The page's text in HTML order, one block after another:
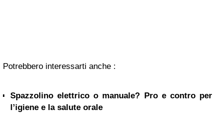
Potrebbero interessarti anche :
Spazzolino elettrico o manuale? Pro e contro per
l’igiene e la salute orale